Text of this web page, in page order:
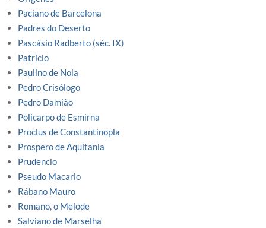
Paciano de Barcelona
Padres do Deserto
Pascásio Radberto (séc. IX)
Patrício
Paulino de Nola
Pedro Crisólogo
Pedro Damião
Policarpo de Esmirna
Proclus de Constantinopla
Prospero de Aquitania
Prudencio
Pseudo Macario
Rábano Mauro
Romano, o Melode
Salviano de Marselha